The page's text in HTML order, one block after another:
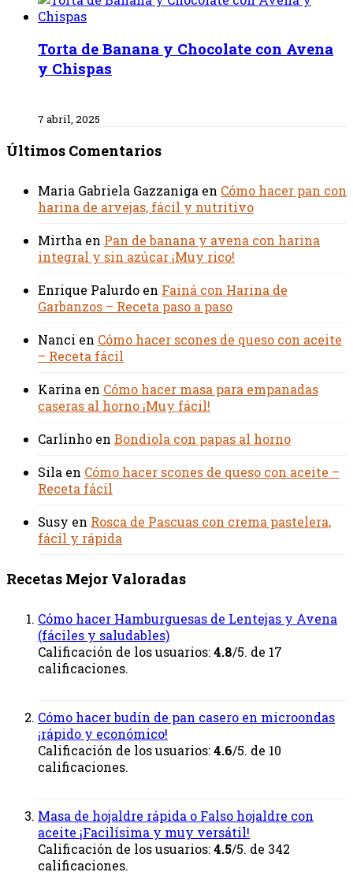
Torta de Banana y Chocolate con Avena
y Chispas
7 abril, 2025
Últimos Comentarios
Maria Gabriela Gazzaniga en Cómo hacer pan con
harina de arvejas, fácil y nutritivo
Mirtha en Pan de banana y avena con harina
integral y sin azúcar ¡Muy rico!
Enrique Palurdo en Fainá con Harina de
Garbanzos – Receta paso a paso
Nanci en Cómo hacer scones de queso con aceite
– Receta fácil
Karina en Cómo hacer masa para empanadas
caseras al horno ¡Muy fácil!
Carlinho en Bondiola con papas al horno
Sila en Cómo hacer scones de queso con aceite –
Receta fácil
Susy en Rosca de Pascuas con crema pastelera,
fácil y rápida
Recetas Mejor Valoradas
Cómo hacer Hamburguesas de Lentejas y Avena
(fáciles y saludables)
Calificación de los usuarios:4.8/5. de 17
calificaciones.
Cómo hacer budín de pan casero en microondas
¡rápido y económico!
Calificación de los usuarios:4.6/5. de 10
calificaciones.
Masa de hojaldre rápida o Falso hojaldre con
aceite ¡Facilísima y muy versátil!
Calificación de los usuarios:4.5/5. de 342
calificaciones.